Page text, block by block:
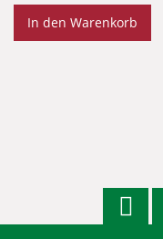
In den Warenkorb